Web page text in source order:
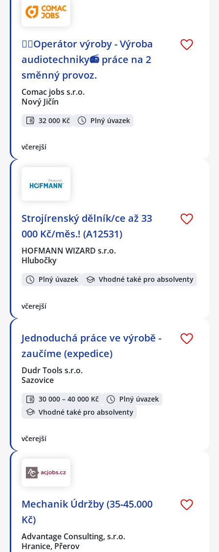
👷‍♀️Operátor výroby - Výroba
audiotechniky📻 práce na 2
směnný provoz.
Comac jobs s.r.o.
Nový Jičín
32 000 Kč Plný úvazek
včerejší
Strojírenský dělník/ce až 33
000 Kč/měs.! (A12531)
HOFMANN WIZARD s.r.o.
Hlubočky
Plný úvazek Vhodné také pro absolventy
včerejší
Jednoduchá práce ve výrobě -
zaučíme (expedice)
Dudr Tools s.r.o.
Sazovice
30 000 – 40 000 Kč
Plný úvazek
Vhodné také pro absolventy
včerejší
Mechanik Údržby (35-45.000
Kč)
Advantage Consulting, s.r.o.
Hranice, Přerov